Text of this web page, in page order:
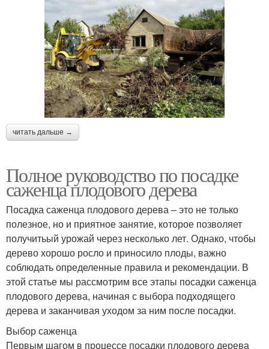
читать дальше →
Полное руководство по посадке
саженца плодового дерева
Посадка саженца плодового дерева – это не только
полезное, но и приятное занятие, которое позволяет
получитьый урожай через несколько лет. Однако, чтобы
дерево хорошо росло и приносило плоды, важно
соблюдать определенные правила и рекомендации. В
этой статье мы рассмотрим все этапы посадки саженца
плодового дерева, начиная с выбора подходящего
дерева и заканчивая уходом за ним после посадки.
Выбор саженца
Первым шагом в процессе посадки плодового дерева